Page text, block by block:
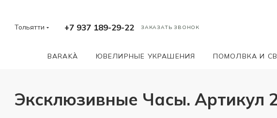
Тольятти +7 937 189-29-22 ЗАКАЗАТЬ ЗВОНОК
BARAKÀ ЮВЕЛИРНЫЕ УКРАШЕНИЯ ПОМОЛВКА И
Эксклюзивные Часы. Артикул